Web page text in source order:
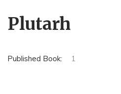
Plutarh
Published Book: 1